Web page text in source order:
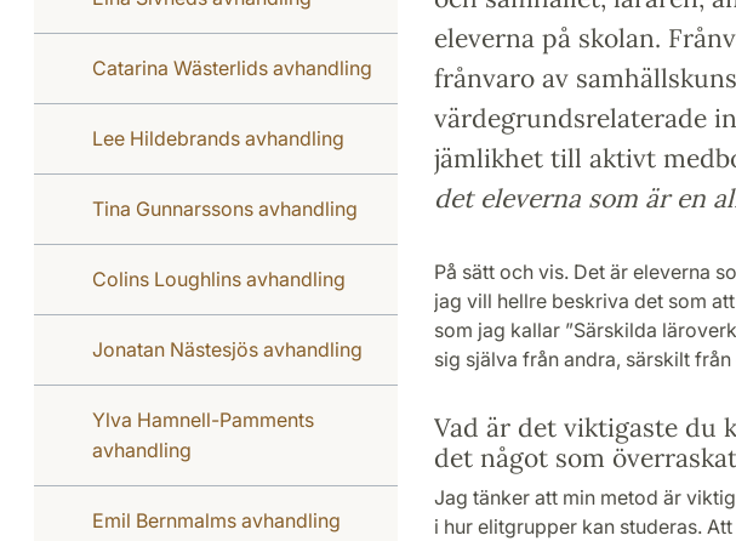
Catarina Wästerlids avhandling
Lee Hildebrands avhandling
Tina Gunnarssons avhandling
Colins Loughlins avhandling
Jonatan Nästesjös avhandling
Ylva Hamnell-Pamments
avhandling
Emil Bernmalms avhandling
eleverna på skolan.
frånvaro av
värdegrundsrelaterade
jämlikhet till aktivt
det eleverna som är en
På sätt och vis. Det är eleverna
jag vill hellre beskriva det som
som jag kallar ”Särskilda
sig själva från andra, särskilt
Vad är det viktigaste du
det något som
Jag tänker att min metod är
i hur elitgrupper kan studeras.